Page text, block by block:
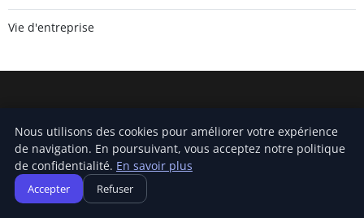
Vie d'entreprise
Inscrivez-vous pour recevoir nos derniers articles directement
dans votre boîte mail.
Nous utilisons des cookies pour améliorer votre expérience
de navigation. En poursuivant, vous acceptez notre politique
de confidentialité. En savoir plus
Accepter Refuser